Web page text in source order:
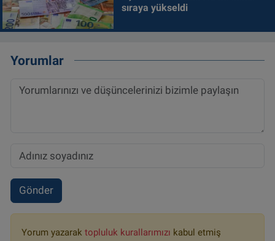
sıraya yükseldi
Yorumlar
Gönder
Yorum yazarak topluluk kurallarımızı kabul etmiş